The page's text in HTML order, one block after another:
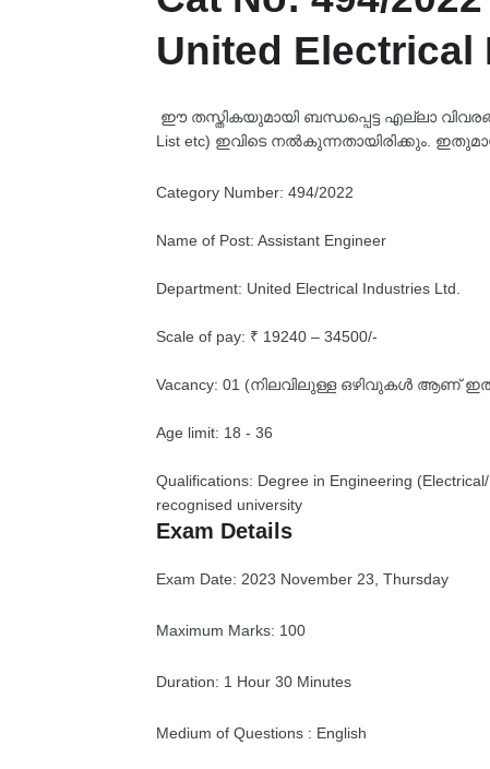
United Electrical
ഈ തസ്തികയുമായി ബന്ധപ്പെട്ട എല്ലാ വിവരങ്ങളും
List etc) ഇവിടെ നൽകുന്നതായിരിക്കും.
Category Number: 494/2022
Name of Post: Assistant Engineer
Department: United Electrical Industries Ltd.
Scale of pay: ₹ 19240 – 34500/-
Vacancy: 01 (നിലവിലുള്ള ഒഴിവുകൾ ആണ്
Age limit: 18 - 36
Qualifications: Degree in Engineering
recognised university
Exam Details
Exam Date: 2023 November 23, Thursday
Maximum Marks: 100
Duration: 1 Hour 30 Minutes
Medium of Questions : English